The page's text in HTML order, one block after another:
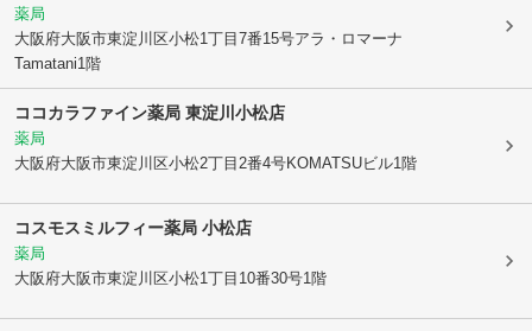
薬局
大阪府大阪市東淀川区小松1丁目7番15号アラ・ロマーナ
Tamatani1階
ココカラファイン薬局 東淀川小松店
薬局
大阪府大阪市東淀川区小松2丁目2番4号KOMATSUビル1階
コスモスミルフィー薬局 小松店
薬局
大阪府大阪市東淀川区小松1丁目10番30号1階